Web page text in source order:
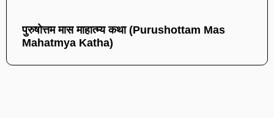
पुरुषोत्तम मास माहात्म्य कथा (Purushottam Mas
Mahatmya Katha)